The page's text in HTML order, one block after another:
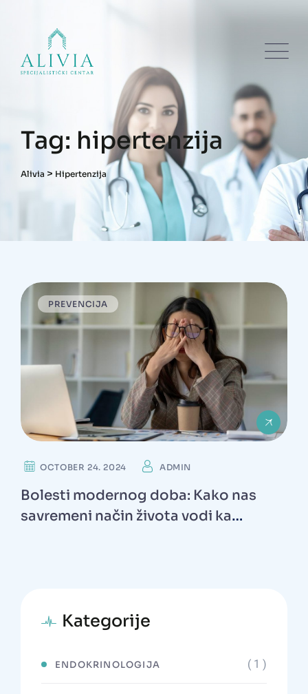
Tag: hipertenzija
Alivia > Hipertenzija
PREVENCIJA
OCTOBER 24. 2024 ADMIN
Bolesti modernog doba: Kako nas
savremeni način života vodi ka
Kategorije
ENDOKRINOLOGIJA ( 1 )